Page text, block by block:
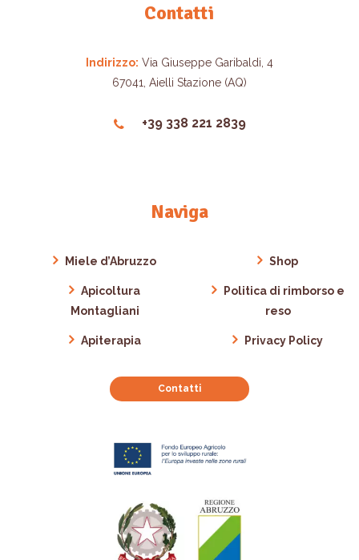
Contatti
Indirizzo: Via Giuseppe Garibaldi, 4
67041, Aielli Stazione (AQ)
+39 338 221 2839
Naviga
Miele d’Abruzzo
Apicoltura
Montagliani
Apiterapia
Shop
Politica di rimborso e
reso
Privacy Policy
Contatti